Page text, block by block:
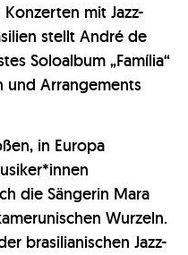
mit Jazz-
stellt André de
Soloalbum „Família“
und Arrangements
in Europa
die Sängerin Mara
Wurzeln.
brasilianischen Jazz-